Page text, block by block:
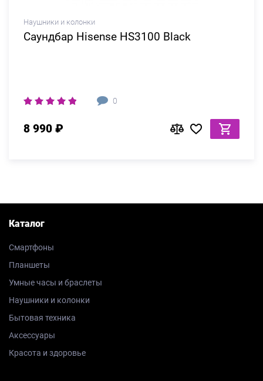
Наушники и колонки
Саундбар Hisense HS3100 Black
0
8 990 ₽
Каталог
Смартфоны
Планшеты
Умные часы и браслеты
Наушники и колонки
Бытовая техника
Аксессуары
Красота и здоровье